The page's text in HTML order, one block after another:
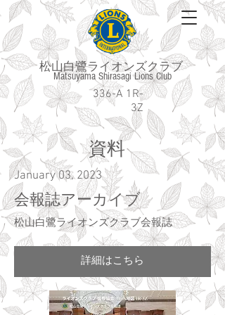
松山白鷺ライオンズクラブ
Matsuyama Shirasagi Lions Club
336-A 1R-
3Z
​資料
January 03, 2023
会報誌アーカイブ
松山白鷺ライオンズクラブ会報誌
詳細はこちら